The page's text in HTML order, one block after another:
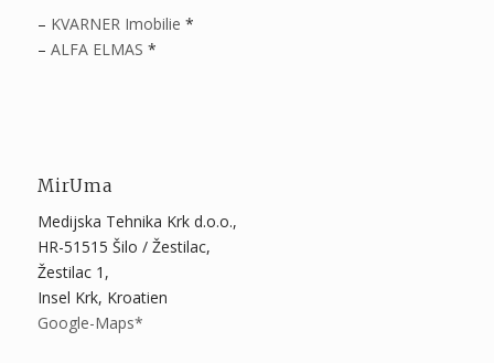
– KVARNER Imobilie *
– ALFA ELMAS *
MirUma
Medijska Tehnika Krk d.o.o.,
HR-51515 Šilo / Žestilac,
Žestilac 1,
Insel Krk, Kroatien
Google-Maps*